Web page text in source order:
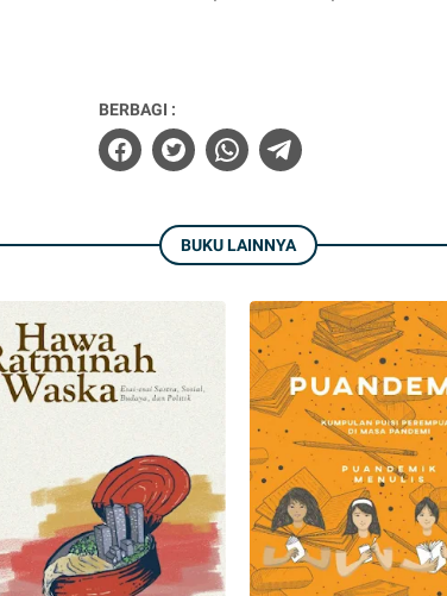
BERBAGI :
BUKU LAINNYA